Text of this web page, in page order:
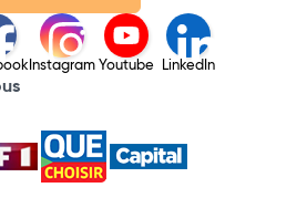
Instagram Youtube LinkedIn